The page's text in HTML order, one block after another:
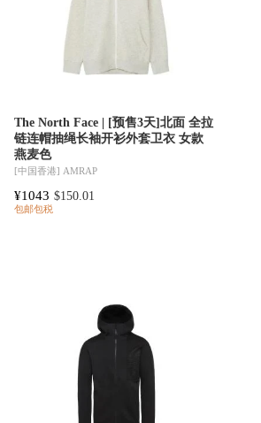
The North Face | [预售3天]北面 全拉
链连帽抽绳长袖开衫外套卫衣 女款
燕麦色
[中国香港] AMRAP
¥1043 $150.01
包邮包税